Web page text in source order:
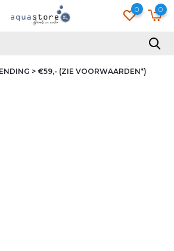
0 0
> €59,- (ZIE VOORWAARDEN*)